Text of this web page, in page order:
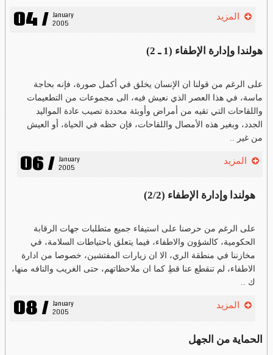
04 / January
2005
المزيد
هولندا وإدارة الإطفاء (1 ـ 2)
على الرغم من قولنا ان الإنسان يخلق في أكمل صورة، فإنه بحاجة
ماسة، في هذا العصر الذي نعيش فيه، الى مجموعات من التطعيمات
واللقاحات التي تقيه من أمراض وأوبئة محددة تصيب عادة المواليد
الجدد، وبغير هذه الأمصال واللقاحات، فإن حظه في الحياة، أو العيش
من غير ..
06 / January
2005
المزيد
هولندا وإدارة الإطفاء (2/2)
على الرغم من حرصنا على استيفاء جميع متطلبات جهات الرقابة
الحكومية، كالشؤون والاطفاء، فيما يتعلق باحتياطات السلامة، في
مخازننا في منطقة الري، الا ان زيارات المفتشين، خصوصا من ادارة
الاطفاء، لم تنقطع عنا قطِ كما ان ملاحظاتهم، حتى الغريب والتافه منها،
ك ..
08 / January
2005
المزيد
الحماية من الجهل